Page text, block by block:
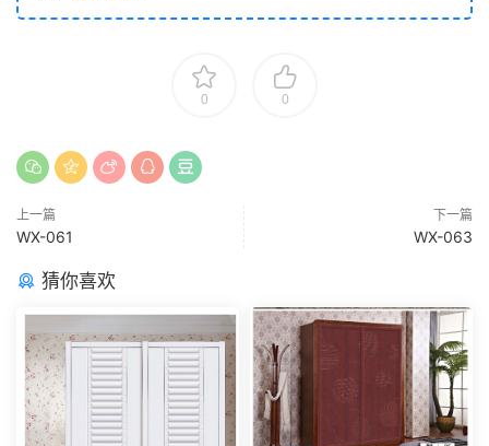
0 0
上一篇
WX-061
下一篇
WX-063
猜你喜欢